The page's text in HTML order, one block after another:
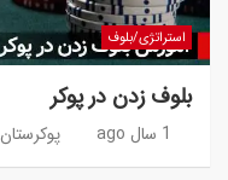
استراتژی/بلوف
بلوف زدن در پوکر
1 سال ago پوکرستان